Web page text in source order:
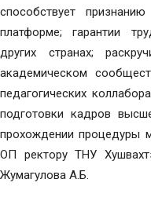
способствует
платформе; гарантии
других странах;
академическом
педагогических
подготовки кадров
прохождении процедуры
ОП ректору ТНУ
Жумагулова А.Б.